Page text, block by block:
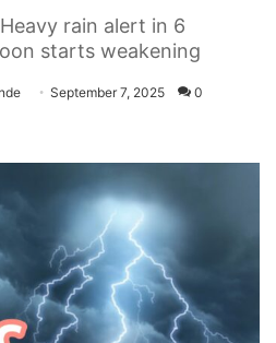
rain alert in 6
starts weakening
September 7, 2025 0